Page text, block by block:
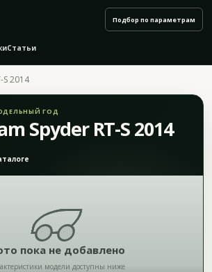
Статьи
Подбор по параметрам
S 2014
ГОД
Spyder RT-S 2014
пока не добавлено
модели доступны ниже